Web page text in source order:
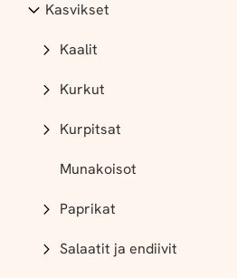
Kasvikset
Kaalit
Kurkut
Kurpitsat
Munakoisot
Paprikat
Salaatit ja endiivit